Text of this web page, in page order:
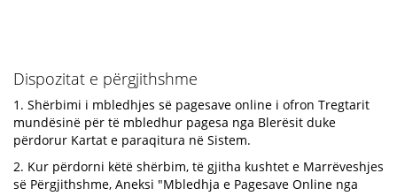
Dispozitat e përgjithshme
1. Shërbimi i mbledhjes së pagesave online i ofron Tregtarit
mundësinë për të mbledhur pagesa nga Blerësit duke
përdorur Kartat e paraqitura në Sistem.
2. Kur përdorni këtë shërbim, të gjitha kushtet e Marrëveshjes
së Përgjithshme, Aneksi "Mbledhja e Pagesave Online nga